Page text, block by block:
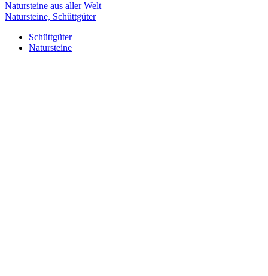
Natursteine aus aller Welt
Natursteine, Schüttgüter
Schüttgüter
Natursteine